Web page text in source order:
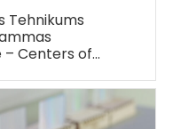
Tehnikums
– Centers of…